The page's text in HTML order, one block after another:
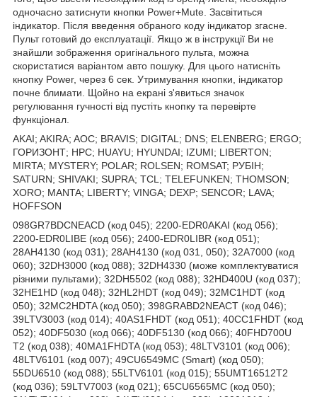
одночасно затиснути кнопки Power+Mute. Засвітиться
індикатор. Після введення обраного коду індикатор згасне.
Пульт готовий до експлуатації. Якщо ж в інструкції Ви не
знайшли зображення оригінального пульта, можна
скористатися варіантом авто пошуку. Для цього натисніть
кнопку Power, через 6 сек. Утримування кнопки, індикатор
почне блимати. Щойно на екрані з'явиться значок
регулювання гучності від пустіть кнопку та перевірте
функціонал.
AKAI; AKIRA; AOC; BRAVIS; DIGITAL; DNS; ELENBERG; ERGO;
ГОРИЗОНТ; HPC; HUAYU; HYUNDAI; IZUMI; LIBERTON;
MIRTA; MYSTERY; POLAR; ROLSEN; ROMSAT; РУБІН;
SATURN; SHIVAKI; SUPRA; TCL; TELEFUNKEN; THOMSON;
XORO; MANTA; LIBERTY; VINGA; DEXP; SENCOR; LAVA;
HOFFSON
098GR7BDCNEACD (код 045); 2200-EDR0AKAI (код 056);
2200-EDR0LIBE (код 056); 2400-EDR0LIBR (код 051);
28AH4130 (код 031); 28AH4130 (код 031, 050); 32A7000 (код
060); 32DH3000 (код 088); 32DH4330 (може комплектуватися
різними пультами); 32DH5502 (код 088); 32HD400U (код 037);
32HE1HD (код 048); 32HL2HDT (код 049); 32MC1HDT (код
050); 32MC2HDTA (код 050); 398GRABD2NEACT (код 046);
39LTV3003 (код 014); 40AS1FHDT (код 051); 40CC1FHDT (код
052); 40DF5030 (код 066); 40DF5130 (код 066); 40FHD700U
T2 (код 038); 40MA1FHDTA (код 053); 48LTV3101 (код 006);
48LTV6101 (код 007); 49CU6549MC (Smart) (код 050);
55DU6510 (код 088); 55LTV6101 (код 015); 55UMT16512T2
(код 036); 59LTV7003 (код 021); 65CU6565MC (код 050);